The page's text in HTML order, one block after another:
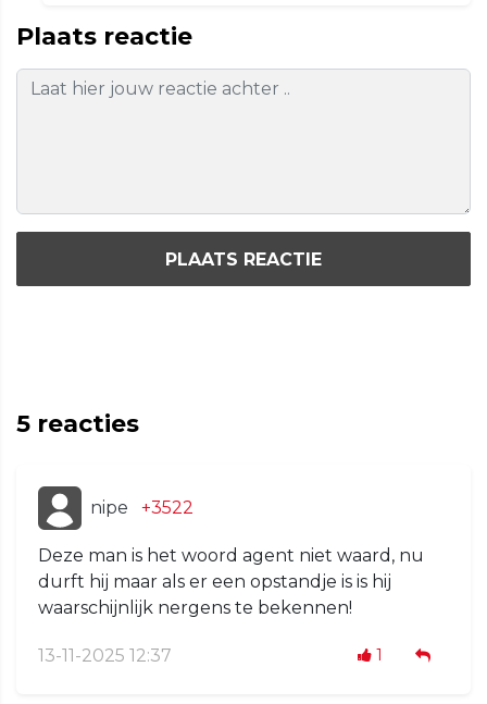
Plaats reactie
PLAATS REACTIE
5 reacties
nipe +3522
Deze man is het woord agent niet waard, nu
durft hij maar als er een opstandje is is hij
waarschijnlijk nergens te bekennen!
13-11-2025 12:37 1